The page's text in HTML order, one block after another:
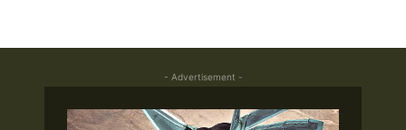
- Advertisement -